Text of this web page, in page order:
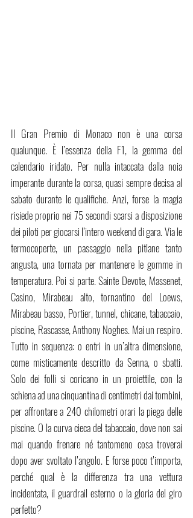
Il Gran Premio di Monaco non è una corsa
qualunque. È l’essenza della F1, la gemma del
calendario iridato. Per nulla intaccata dalla noia
imperante durante la corsa, quasi sempre decisa al
sabato durante le qualifiche. Anzi, forse la magia
risiede proprio nei 75 secondi scarsi a disposizione
dei piloti per giocarsi l’intero weekend di gara. Via le
termocoperte, un passaggio nella pitlane tanto
angusta, una tornata per mantenere le gomme in
temperatura. Poi si parte. Sainte Devote, Massenet,
Casino, Mirabeau alto, tornantino del Loews,
Mirabeau basso, Portier, tunnel, chicane, tabaccaio,
piscine, Rascasse, Anthony Noghes. Mai un respiro.
Tutto in sequenza: o entri in un’altra dimensione,
come misticamente descritto da Senna, o sbatti.
Solo dei folli si coricano in un proiettile, con la
schiena ad una cinquantina di centimetri dai tombini,
per affrontare a 240 chilometri orari la piega delle
piscine. O la curva cieca del tabaccaio, dove non sai
mai quando frenare né tantomeno cosa troverai
dopo aver svoltato l’angolo. E forse poco t’importa,
perché qual è la differenza tra una vettura
incidentata, il guardrail esterno o la gloria del giro
perfetto?